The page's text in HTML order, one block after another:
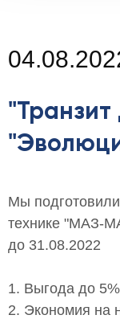
Мы
технике "МАЗ-
до 31.08.2022
1. Выгода до
2. Экономия на